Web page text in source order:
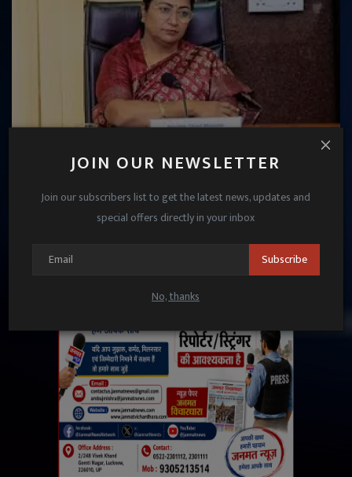
JOIN OUR NEWSLETTER
Join our subscribers list to get the latest news, updates and
special offers directly in your inbox
Subscribe
No, thanks
दिल्ली की CM रेखा गुप्ता पर जनसुनवाई के दौरान हमला,
आरोपी गिरफ्तार
Aug 20, 2025